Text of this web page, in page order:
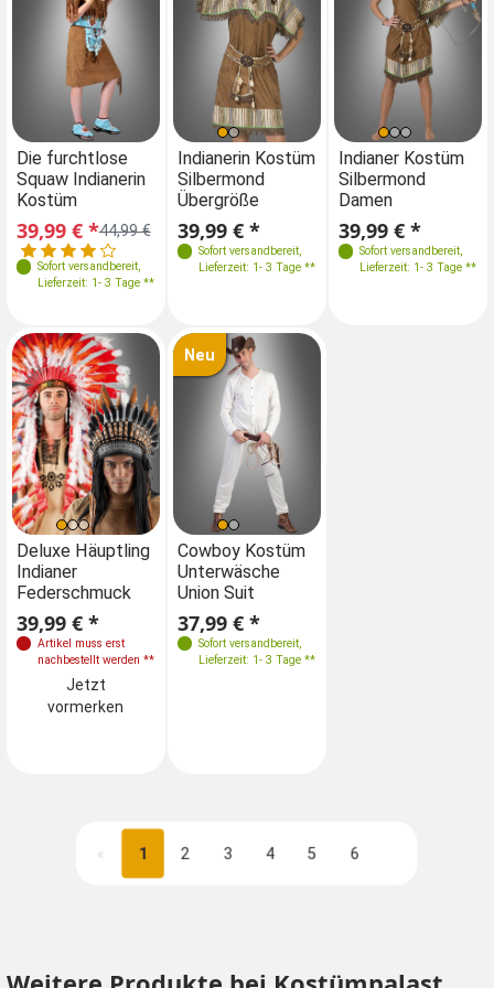
Die furchtlose
Squaw Indianerin
Kostüm
44,99 €
39,99 € *
Sofort versandbereit,
Lieferzeit: 1- 3 Tage **
Größen
36-38
40
42-44
Die furchtlose
Squaw Indianerin
Kostüm
44,99 €
39,99 € *
Sofort versandbereit ,
Größen
40-42
44-46
48-50
52-54
Indianerin Kostüm
Silbermond
Übergröße
39,99 € *
Sofort versandbereit,
Lieferzeit: 1- 3 Tage **
Größen
40-42
44-46
48-50
52-54
Größen
32-34
36
38-40
Indianer Kostüm
Silbermond
Damen
39,99 € *
Sofort versandbereit,
Lieferzeit: 1- 3 Tage **
Deluxe Häuptling
Indianer
Federschmuck
39,99 € *
Artikel muss erst
nachbestellt werden **
Jetzt
vormerken
Neu
Größen
M 48
Cowboy Kostüm
Unterwäsche
Union Suit
37,99 € *
Sofort versandbereit
Lieferzeit: 1- 3 Tage **
« 1 2 3 4 5 6